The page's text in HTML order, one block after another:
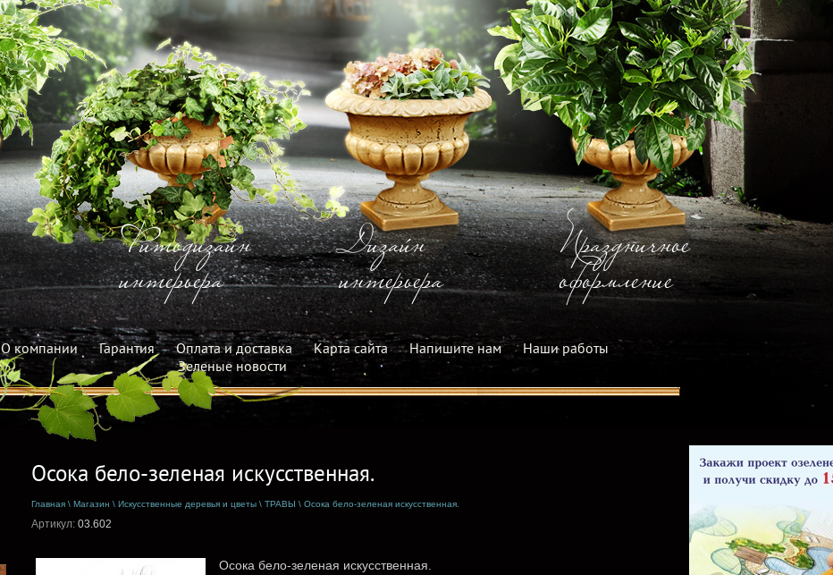
Фитодизайн
интерьера
Дизайн
интерьера
Праздничное
оформление
О компании Гарантия Оплата и доставка Карта сайта Напишите нам
Наши работы
Зеленые новости
Осока бело-зеленая искусственная.
Главная \ Магазин \ Искусственные деревья и цветы \ ТРАВЫ \ Осока бело-зеленая искусственная.
Артикул: 03.602
Осока бело-зеленая искусственная.